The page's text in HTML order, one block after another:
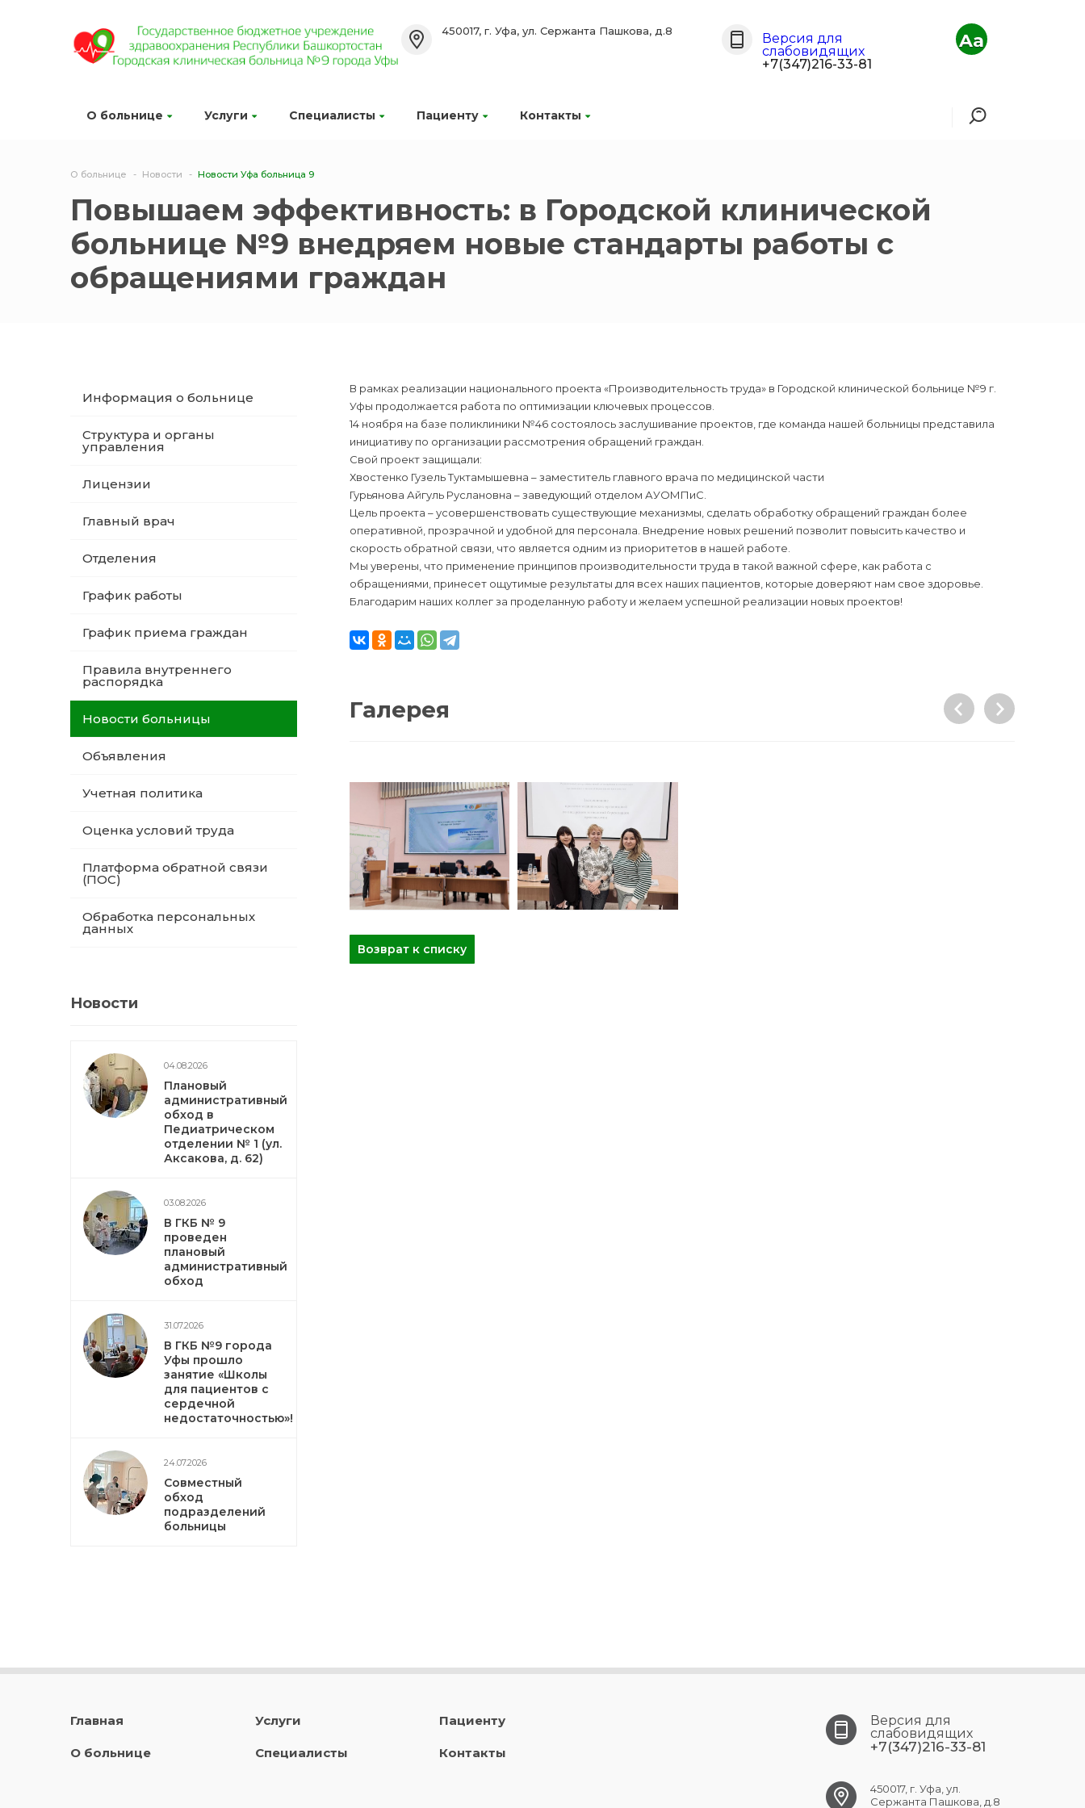
О больнице Услуги Специалисты Пациенту Контакты
450017, г. Уфа, ул. Сержанта Пашкова, д.8
Версия для
слабовидящих
+7(347)216-33-81
Aa
О больнице Новости Новости Уфа больница 9
Повышаем эффективность: в Городской клинической
больнице №9 внедряем новые стандарты работы с
обращениями граждан
Информация о больнице
Структура и органы
управления
Лицензии
Главный врач
Отделения
График работы
График приема граждан
Правила внутреннего
распорядка
Новости больницы
Объявления
Учетная политика
Оценка условий труда
Платформа обратной связи
(ПОС)
Обработка персональных
данных
Новости
04.08.2026
Плановый
административный
обход в
Педиатрическом
отделении № 1 (ул.
Аксакова, д. 62)
03.08.2026
В ГКБ № 9
проведен
плановый
административный
обход
31.07.2026
В ГКБ №9 города
Уфы прошло
занятие «Школы
для пациентов с
сердечной
недостаточностью»!
24.07.2026
Совместный
обход
подразделений
больницы
В рамках реализации национального проекта «Производительность труда» в Городской клинической больнице №9 г.
Уфы продолжается работа по оптимизации ключевых процессов.
14 ноября на базе поликлиники №46 состоялось заслушивание проектов, где команда нашей больницы представила
инициативу по организации рассмотрения обращений граждан.
Свой проект защищали:
Хвостенко Гузель Туктамышевна – заместитель главного врача по медицинской части
Гурьянова Айгуль Руслановна – заведующий отделом АУОМПиС.
Цель проекта – усовершенствовать существующие механизмы, сделать обработку обращений граждан более
оперативной, прозрачной и удобной для персонала. Внедрение новых решений позволит повысить качество и
скорость обратной связи, что является одним из приоритетов в нашей работе.
Мы уверены, что применение принципов производительности труда в такой важной сфере, как работа с
обращениями, принесет ощутимые результаты для всех наших пациентов, которые доверяют нам свое здоровье.
Благодарим наших коллег за проделанную работу и желаем успешной реализации новых проектов!
Галерея
Возврат к списку
Главная
О больнице
Услуги
Специалисты
Пациенту
Контакты
Версия для
слабовидящих
+7(347)216-33-81
450017, г. Уфа, ул.
Сержанта Пашкова, д.8